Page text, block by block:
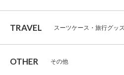
TRAVEL スーツケース・旅行グッ
OTHER その他